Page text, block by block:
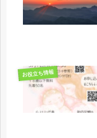
お役立ち情報